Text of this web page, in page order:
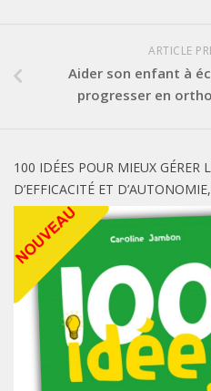
ARTICLE
Aider son enfant à
progresser en
100 IDÉES POUR MIEUX GÉRER
D’EFFICACITÉ ET